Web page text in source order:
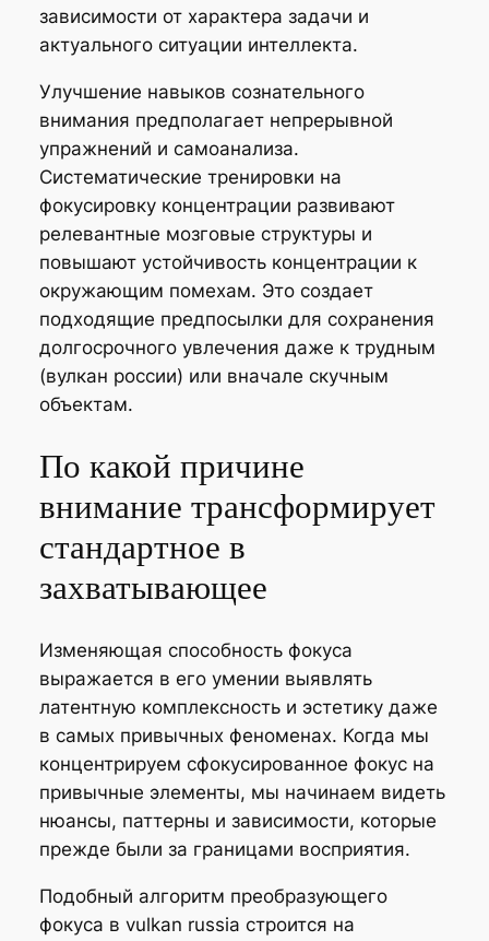
зависимости от характера задачи и
актуального ситуации интеллекта.
Улучшение навыков сознательного
внимания предполагает непрерывной
упражнений и самоанализа.
Систематические тренировки на
фокусировку концентрации развивают
релевантные мозговые структуры и
повышают устойчивость концентрации к
окружающим помехам. Это создает
подходящие предпосылки для сохранения
долгосрочного увлечения даже к трудным
(вулкан россии) или вначале скучным
объектам.
По какой причине
внимание трансформирует
стандартное в
захватывающее
Изменяющая способность фокуса
выражается в его умении выявлять
латентную комплексность и эстетику даже
в самых привычных феноменах. Когда мы
концентрируем сфокусированное фокус на
привычные элементы, мы начинаем видеть
нюансы, паттерны и зависимости, которые
прежде были за границами восприятия.
Подобный алгоритм преобразующего
фокуса в vulkan russia строится на